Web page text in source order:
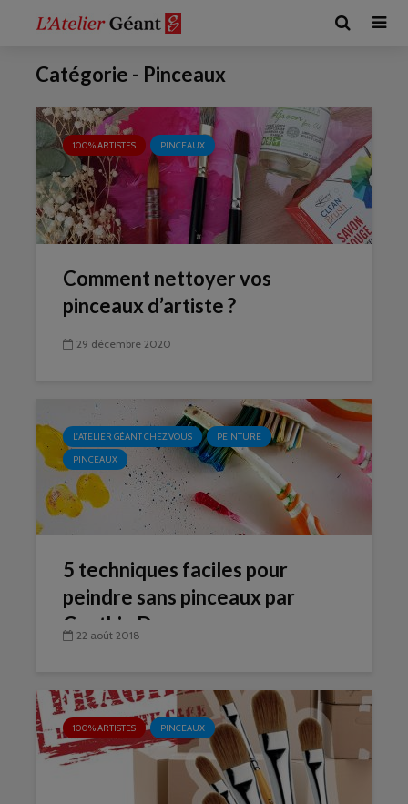
Catégorie - Pinceaux
100% ARTISTES PINCEAUX
Comment nettoyer vos
pinceaux d’artiste ?
29 décembre 2020
L'ATELIER GÉANT CHEZ VOUS
PEINTURE
PINCEAUX
5 techniques faciles pour
peindre sans pinceaux par
Cynthia Dormeyer
22 août 2018
100% ARTISTES PINCEAUX